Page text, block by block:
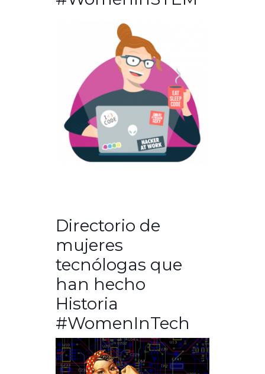
Directorio de
mujeres
tecnólogas que
han hecho
Historia
#WomenInTech